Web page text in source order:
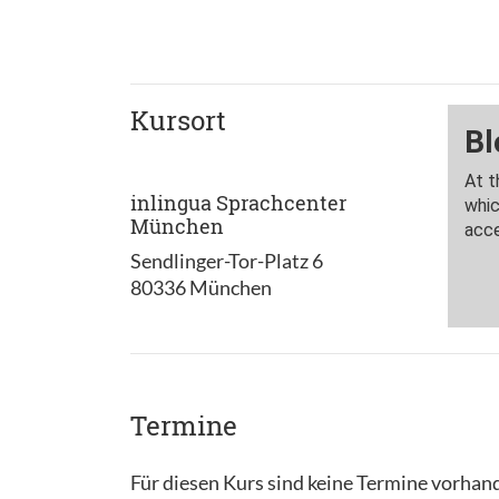
Kursort
inlingua Sprachcenter
München
Sendlinger-Tor-Platz 6
80336 München
Termine
Für diesen Kurs sind keine Termine